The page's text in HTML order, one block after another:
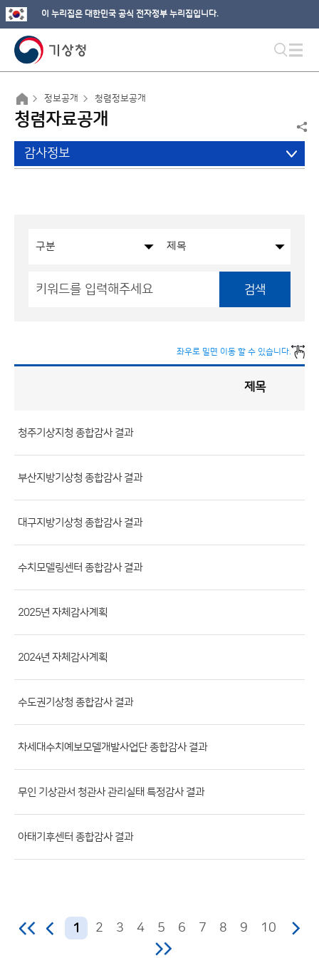
이 누리집은 대한민국 공식 전자정부 누리집입니다.
정보공개 청렴정보공개
청렴자료공개
감사정보
검색
좌우로 밀면 이동 할 수 있습니다.
시
판
목
록
호,
제
목,
등
부
부
파
일,
록
회
수)
제목
청주기상지청 종합감사 결과
부산지방기상청 종합감사 결과
대구지방기상청 종합감사 결과
수치모델링센터 종합감사 결과
2025년 자체감사계획
2024년 자체감사계획
수도권기상청 종합감사 결과
차세대수치예보모델개발사업단 종합감사 결과
무인 기상관서 청관사 관리실태 특정감사 결과
아태기후센터 종합감사 결과
1 2 3 4 5 6 7 8 9 10